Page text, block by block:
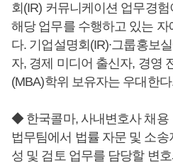
회(IR) 커뮤니케이션 업무경
해당 업무를 수행하고 있는
다. 기업설명회(IR)∙그룹홍보
자, 경제 미디어 출신자, 경영
(MBA)학위 보유자는 우대한
◆ 한국콜마, 사내변호사 채용
법무팀에서 법률 자문 및 소
성 및 검토 업무를 담당할 변